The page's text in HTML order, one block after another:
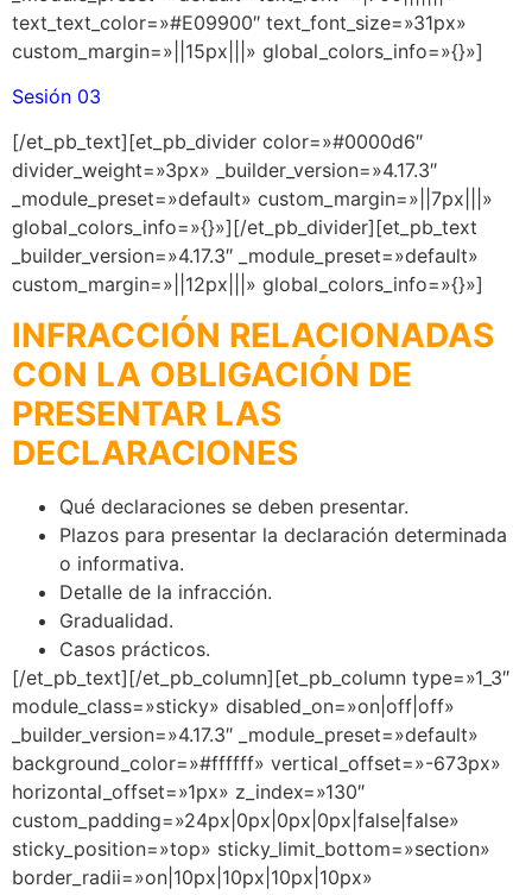
text_text_color=»#E09900″ text_font_size=»31px»
custom_margin=»||15px|||» global_colors_info=»{}»]
Sesión 03
[/et_pb_text][et_pb_divider color=»#0000d6″
divider_weight=»3px» _builder_version=»4.17.3″
_module_preset=»default» custom_margin=»||7px|||»
global_colors_info=»{}»][/et_pb_divider][et_pb_text
_builder_version=»4.17.3″ _module_preset=»default»
custom_margin=»||12px|||» global_colors_info=»{}»]
INFRACCIÓN RELACIONADAS
CON LA OBLIGACIÓN DE
PRESENTAR LAS
DECLARACIONES
Qué declaraciones se deben presentar.
Plazos para presentar la declaración determinada
o informativa.
Detalle de la infracción.
Gradualidad.
Casos prácticos.
[/et_pb_text][/et_pb_column][et_pb_column type=»1_3″
module_class=»sticky» disabled_on=»on|off|off»
_builder_version=»4.17.3″ _module_preset=»default»
background_color=»#ffffff» vertical_offset=»-673px»
horizontal_offset=»1px» z_index=»130″
custom_padding=»24px|0px|0px|0px|false|false»
sticky_position=»top» sticky_limit_bottom=»section»
border_radii=»on|10px|10px|10px|10px»